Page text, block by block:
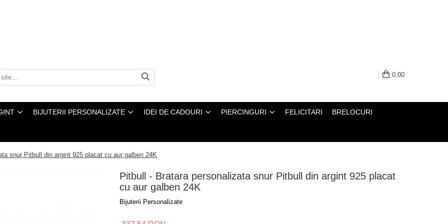
0,00
BIJUTERII PERSONALIZATE IDEI DE CADOURI PIERCINGURI FELICITARI BRELOCURI
snur Pitbull din argint 925 placat cu aur galben 24K
Pitbull - Bratara personalizata snur Pitbull din argint 925 placat
cu aur galben 24K
Bijuterii Personalizate